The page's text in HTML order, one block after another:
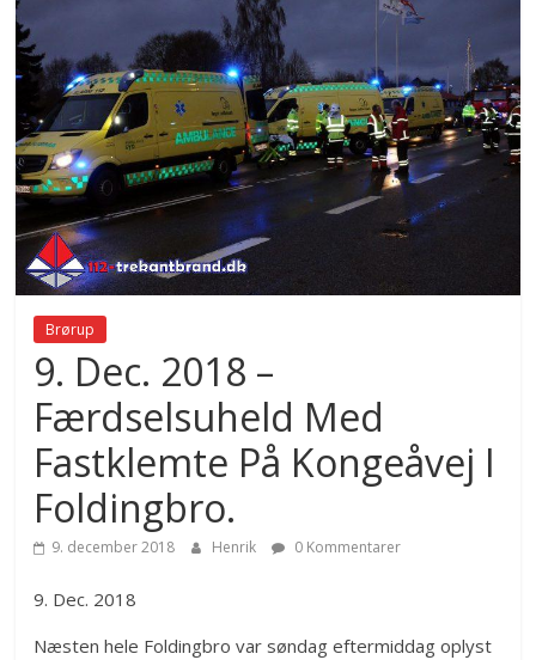
Brørup
9. Dec. 2018 –
Færdselsuheld Med
Fastklemte På Kongeåvej I
Foldingbro.
9. december 2018 Henrik 0 Kommentarer
9. Dec. 2018
Næsten hele Foldingbro var søndag eftermiddag oplyst